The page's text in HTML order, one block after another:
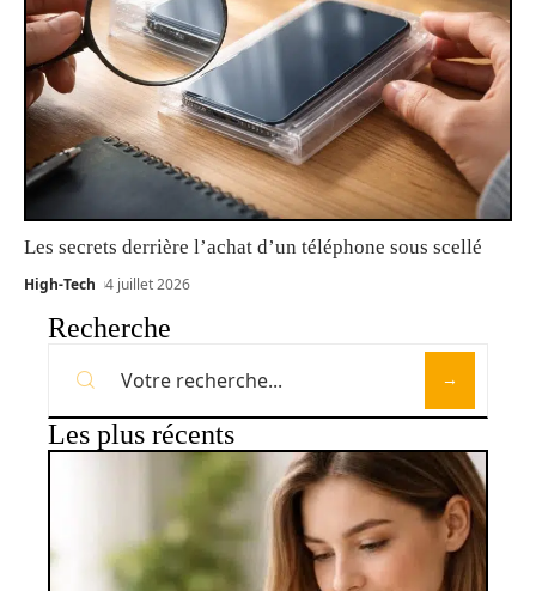
Les secrets derrière l’achat d’un téléphone sous scellé
High-Tech 4 juillet 2026
Recherche
Les plus récents